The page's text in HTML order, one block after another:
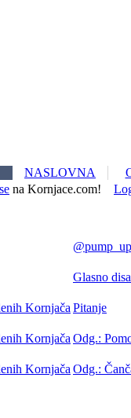
NASLOVNA
na Kornjace.com!
Glasno
Kornjača Pitanje
Kornjača Odg.:
Kornjača Odg.: